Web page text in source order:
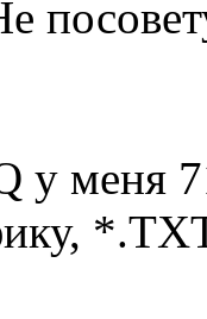
у меня